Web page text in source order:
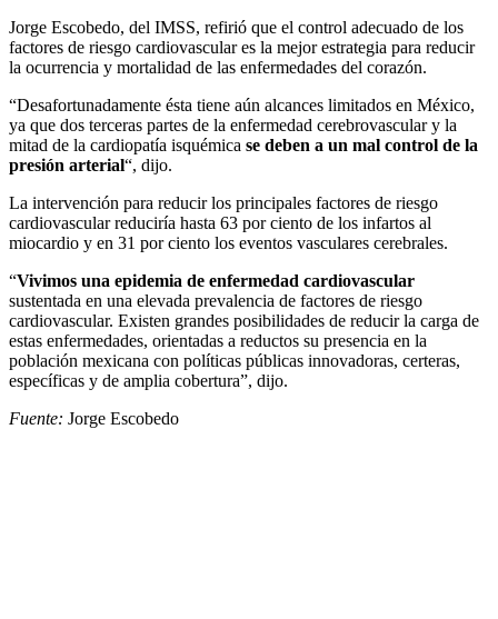
Jorge Escobedo, del IMSS, refirió que el control adecuado de los
factores de riesgo cardiovascular es la mejor estrategia para reducir
la ocurrencia y mortalidad de las enfermedades del corazón.
“Desafortunadamente ésta tiene aún alcances limitados en México,
ya que dos terceras partes de la enfermedad cerebrovascular y la
mitad de la cardiopatía isquémica se deben a un mal control de la
presión arterial“, dijo.
La intervención para reducir los principales factores de riesgo
cardiovascular reduciría hasta 63 por ciento de los infartos al
miocardio y en 31 por ciento los eventos vasculares cerebrales.
“Vivimos una epidemia de enfermedad cardiovascular
sustentada en una elevada prevalencia de factores de riesgo
cardiovascular. Existen grandes posibilidades de reducir la carga de
estas enfermedades, orientadas a reductos su presencia en la
población mexicana con políticas públicas innovadoras, certeras,
específicas y de amplia cobertura”, dijo.
Fuente: Jorge Escobedo